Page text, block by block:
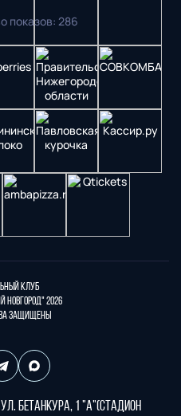
показов: 286
клуб
Новгород" 2026
защищены
Бетанкура, 1 "А"(стадион